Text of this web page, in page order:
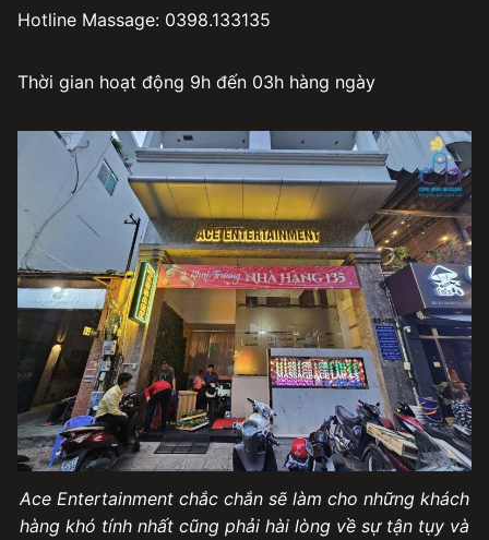
Hotline Massage: 0398.133135
Thời gian hoạt động 9h đến 03h hàng ngày
Ace Entertainment chắc chắn sẽ làm cho những khách
hàng khó tính nhất cũng phải hài lòng về sự tận tụy và